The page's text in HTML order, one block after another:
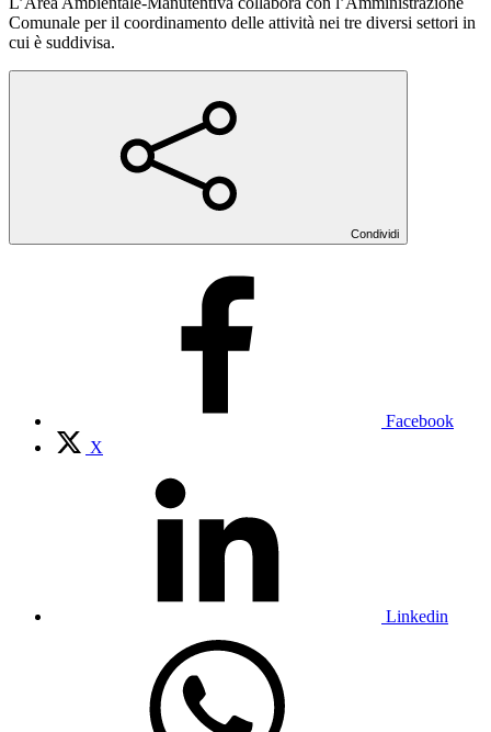
Comunale per il coordinamento delle attività nei tre diversi settori in
cui è suddivisa.
Condividi
Facebook
X
Linkedin